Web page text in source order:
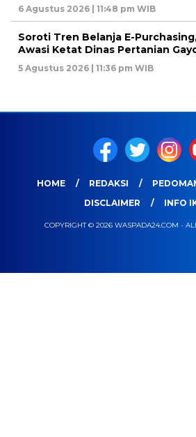
6 Agustus 2026 | 11:48 pm WIB
Soroti Tren Belanja E-
Awasi Ketat Dinas Pertanian
5 Agustus 2026 | 11:36 pm WIB
HOME REDAKSI
DISCLAIMER
INFO
COPYRIGHT © 2026 WASPADA24.COM -